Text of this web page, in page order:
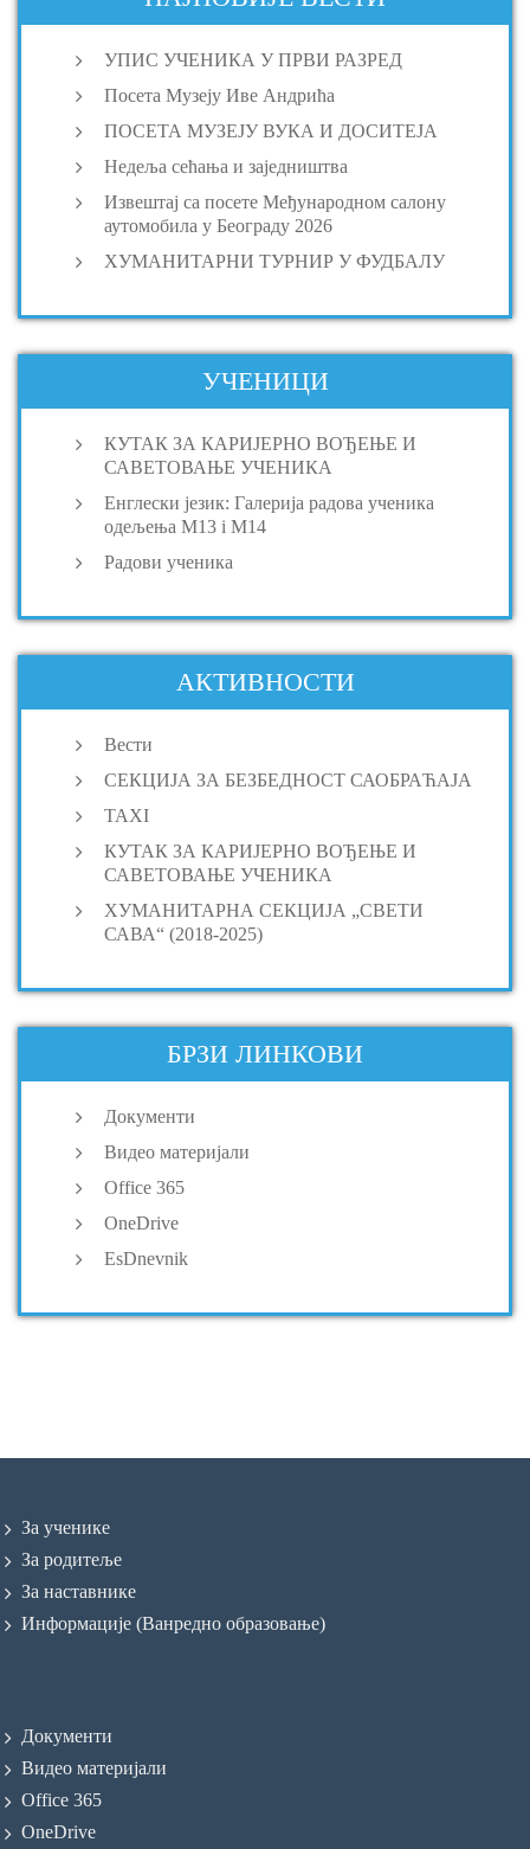
УПИС УЧЕНИКА У ПРВИ РАЗРЕД
Посета Музеју Иве Андрића
ПОСЕТА МУЗЕЈУ ВУКА И ДОСИТЕЈА
Недеља сећања и заједништва
Извештај са посете Међународном салону
аутомобила у Београду 2026
ХУМАНИТАРНИ ТУРНИР У ФУДБАЛУ
УЧЕНИЦИ
КУТАК ЗА КАРИЈЕРНО ВОЂЕЊЕ И
САВЕТОВАЊЕ УЧЕНИКА
Енглески језик: Галерија радова ученика
одељења M13 i M14
Радови ученика
АКТИВНОСТИ
Вести
СЕКЦИЈА ЗА БЕЗБЕДНОСТ САОБРАЋАЈА
TAXI
КУТАК ЗА КАРИЈЕРНО ВОЂЕЊЕ И
САВЕТОВАЊЕ УЧЕНИКА
ХУМАНИТАРНА СЕКЦИЈА „СВЕТИ
САВА“ (2018-2025)
БРЗИ ЛИНКОВИ
Документи
Видео материјали
Office 365
OneDrive
EsDnevnik
За ученике
За родитеље
За наставнике
Информације (Ванредно образовање)
Документи
Видео материјали
Office 365
OneDrive